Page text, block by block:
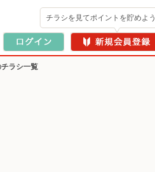
チラシを見てポイントを貯めよう
ラシ一覧